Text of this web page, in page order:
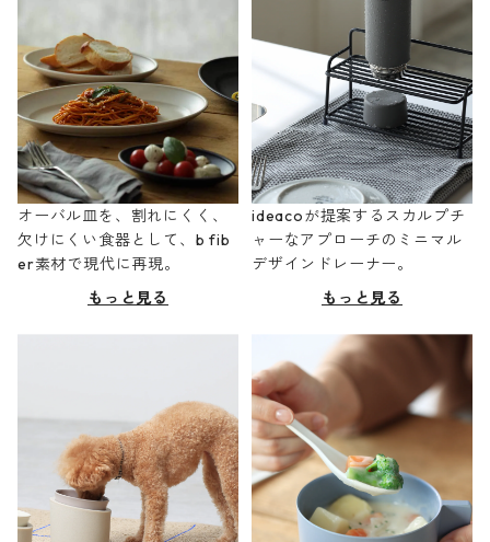
オーバル皿を、割れにくく、
欠けにくい食器として、b fib
er素材で現代に再現。
もっと見る
ideacoが提案するスカルプチ
ャーなアプローチのミニマル
デザインドレーナー。
もっと見る